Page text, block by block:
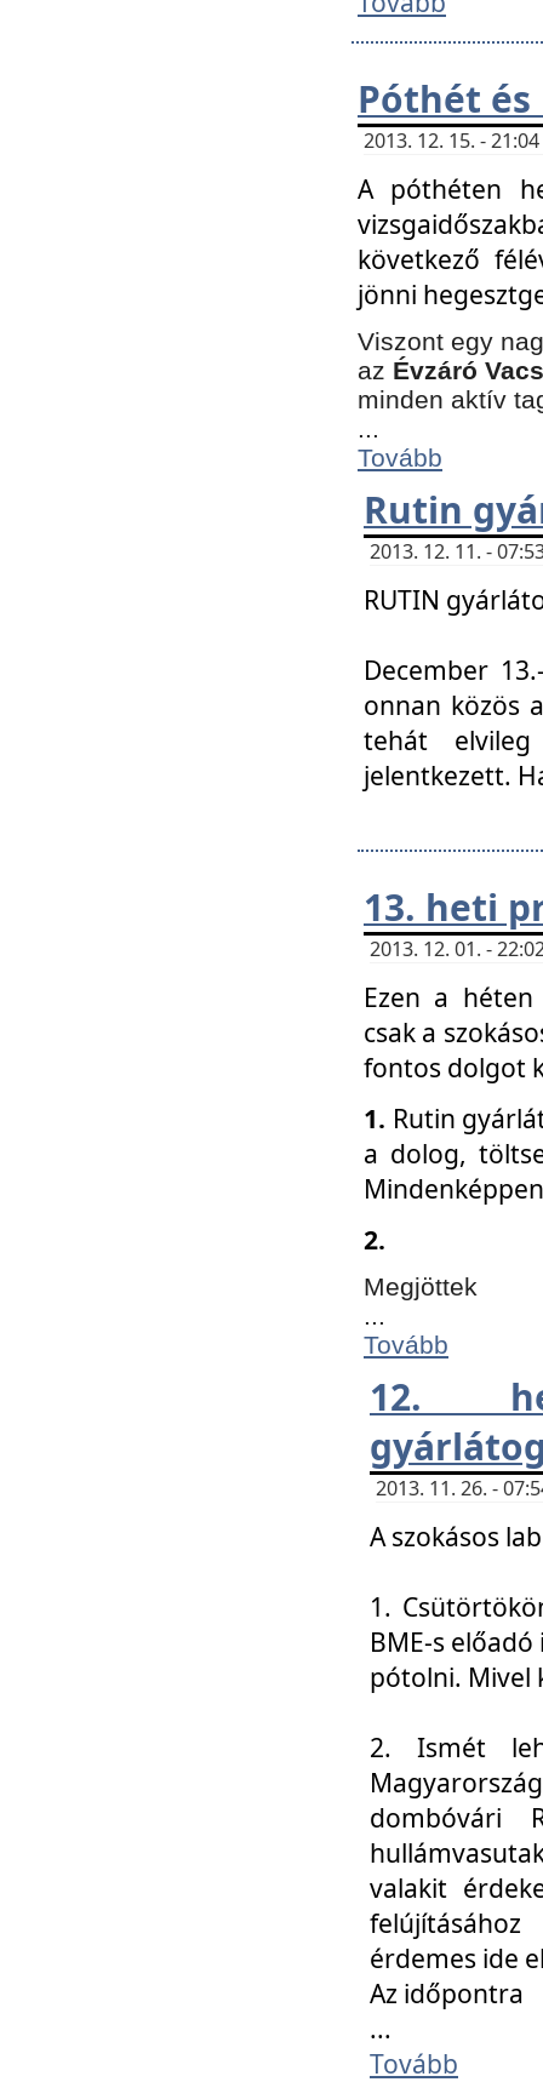
Póthét és
2013. 12. 15. -
A póthéten
következő
jönni
Viszont egy
az Évzáró
minden aktív
...
Tovább
Rutin
2013. 12. 11. -
RUTIN
December
onnan közös
tehát
jelentkezett.
13. heti
2013. 12. 01. -
Ezen a
csak a
fontos dolgot
1. Rutin
a dolog,
2.
Megjöttek
...
Tovább
12.
2013. 11. 26. -
A szokásos
1.
BME-s
pótolni. Mivel
2. Ismét
dombóvári
valakit
érdemes ide
Az időpontra
...
Tovább